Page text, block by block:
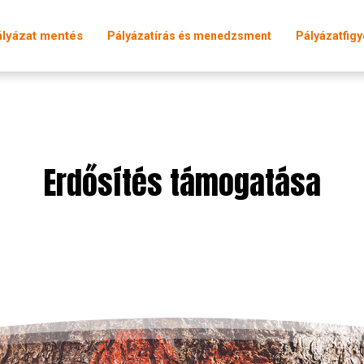
mentés Pályázatírás és menedzsment
Erdősítés támogatása